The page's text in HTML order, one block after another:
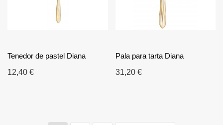
Tenedor de pastel Diana
12,40 €
Pala para tarta Diana
31,20 €